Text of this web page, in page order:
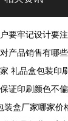
要牢记设计要
产品销售有哪
定
证印刷颜色不偏
装盒厂家哪家价